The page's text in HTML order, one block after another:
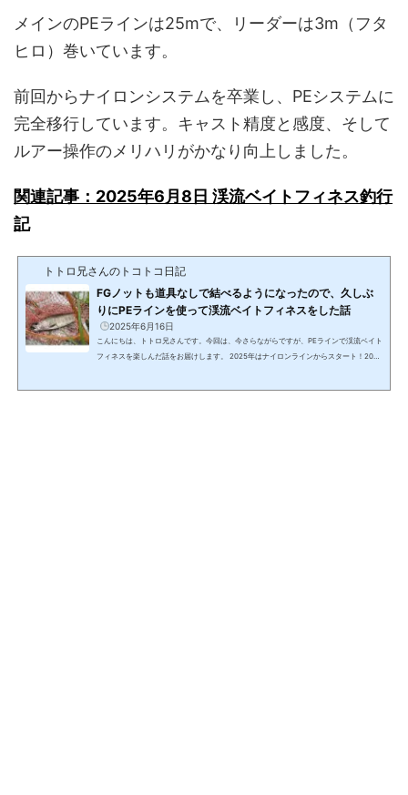
メインのPEラインは25mで、リーダーは3m（フタ
ヒロ）巻いています。
前回からナイロンシステムを卒業し、PEシステムに
完全移行しています。キャスト精度と感度、そして
ルアー操作のメリハリがかなり向上しました。
関連記事：2025年6月8日 渓流ベイトフィネス釣行
記
トトロ兄さんのトコトコ日記
FGノットも道具なしで結べるようになったので、久しぶ
りにPEラインを使って渓流ベイトフィネスをした話
2025年6月16日
こんにちは、トトロ兄さんです。今回は、今さらながらですが、PEラインで渓流ベイト
フィネスを楽しんだ話をお届けします。 2025年はナイロンラインからスタート！2024